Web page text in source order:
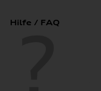
Hilfe / FAQ